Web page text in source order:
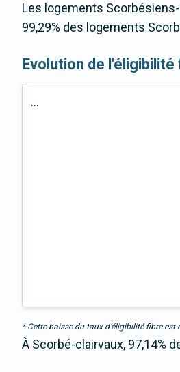
Les logements
99,29% des logements
Evolution de
...
* Cette baisse du taux d’éligibilité fibre
À Scorbé-clairvaux, 97,14%